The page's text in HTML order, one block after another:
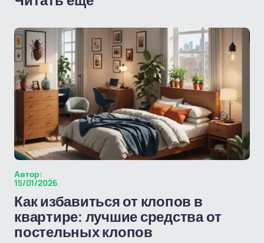
Автор:
15/01/2026
Как избавиться от клопов в
квартире: лучшие средства от
постельных клопов